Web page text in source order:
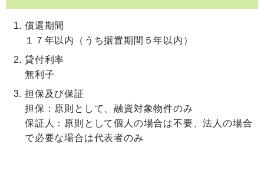
償還期間
１７年以内（うち据置期間５年以内）
貸付利率
無利子
担保及び保証
担保：原則として、融資対象物件のみ
保証人：原則として個人の場合は不要、法人の場合
で必要な場合は代表者のみ